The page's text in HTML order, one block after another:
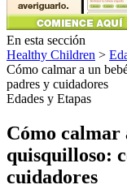
En esta sección
Healthy Children >
Cómo calmar a un
padres y cuidadores
Edades y Etapas
Cómo calmar
quisquilloso:
cuidadores